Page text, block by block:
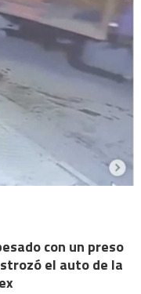
con un preso
el auto de la